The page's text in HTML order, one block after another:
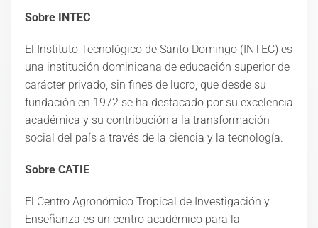
Sobre INTEC
El Instituto Tecnológico de Santo Domingo (INTEC) es
una institución dominicana de educación superior de
carácter privado, sin fines de lucro, que desde su
fundación en 1972 se ha destacado por su excelencia
académica y su contribución a la transformación
social del país a través de la ciencia y la tecnología.
Sobre CATIE
El Centro Agronómico Tropical de Investigación y
Enseñanza es un centro académico para la